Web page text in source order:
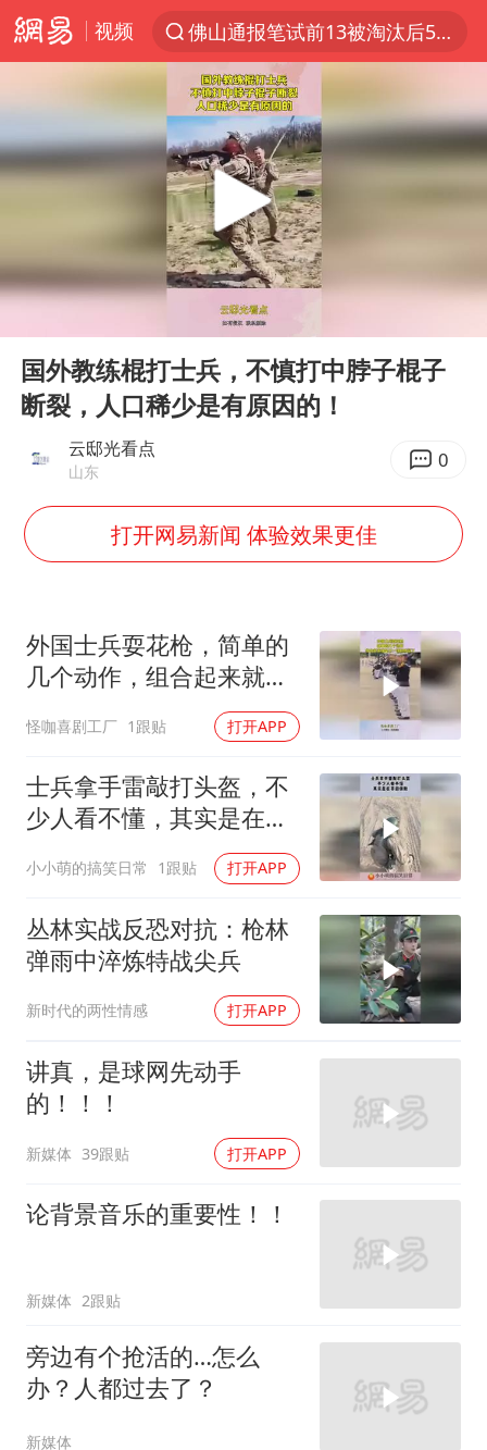
视频
佛山通报笔试前13被淘汰后5名进体检
实测秋天第一杯奶茶
泰国枪击案凶手先杀祖父母后行凶
四川宜宾市高县发生4.9级地震
泰国校园枪击案死亡人数升至7人
河南回应撤回领导带薪错峰休假通知
江苏发布台风蓝色预警
国防部回应日本试射“战斧”导弹
女孩摆摊卖菌子时收到北大通知书
改名后的“青海拉面”店
曝美拒绝乌增购“爱国者”导弹请求
东方之约 相约未来
Play
国外教练棍打士兵，不慎打中脖子棍子
断裂，人口稀少是有原因的！
云邸光看点
山东 0
打开网易新闻 体验效果更佳
外国士兵耍花枪，简单的
几个动作，组合起来就是
怪咖喜剧工厂 1跟贴 打开APP
士兵拿手雷敲打头盔，不
少人看不懂，其实是在开
小小萌的搞笑日常 1跟贴 打开APP
丛林实战反恐对抗：枪林
弹雨中淬炼特战尖兵
新时代的两性情感 打开APP
讲真，是球网先动手
的！！！
新媒体 39跟贴 打开APP
论背景音乐的重要性！！
新媒体 2跟贴
旁边有个抢活的…怎么
办？人都过去了？
新媒体